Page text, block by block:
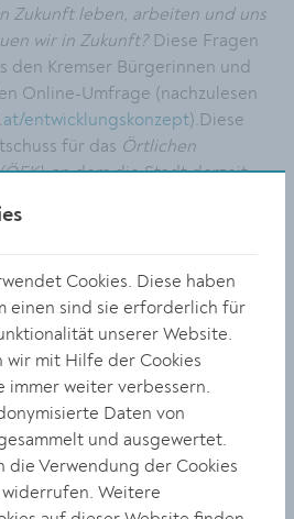
Zukunft leben, arbeiten und uns
wir in Zukunft?Diese Fragen
den Kremser Bürgerinnen und
Online-Umfrage (nachzulesen
entwicklungskonzept).Diese
für das Örtlichen
an dem die Stadt derzeit
die Ziele für die Bereiche
Mobilität, Klima, Natur usw.
wird ein Zwischenstand des
Diskussion gestellt.
der Zukunftskonferenz
zu geben. Mit Gerlind
werden darüber hinaus
einen Blick auf die
in der Region und darüber
Cookies. Diese haben
einen sind sie erforderlich für
unserer Website.
wir mit Hilfe der Cookies
immer weiter verbessern.
Daten von
und ausgewertet.
die Verwendung der Cookies
Weitere